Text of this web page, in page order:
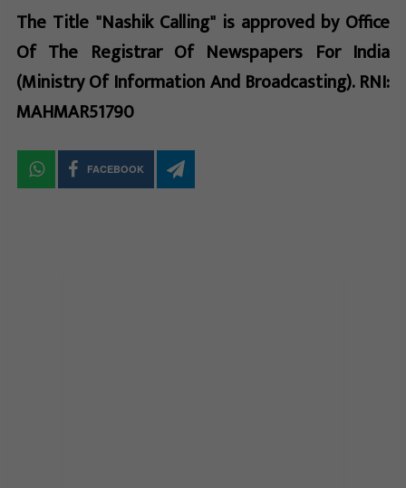
The Title "Nashik Calling" is approved by Office
Of The Registrar Of Newspapers For India
(Ministry Of Information And Broadcasting). RNI:
MAHMAR51790
FACEBOOK